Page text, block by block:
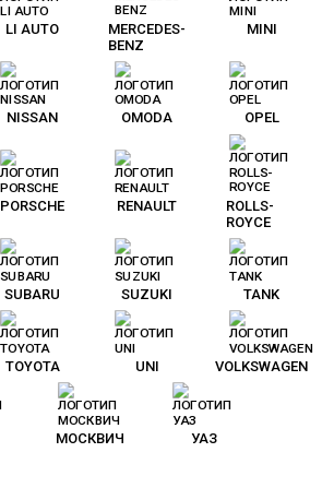
LI AUTO
MERCEDES-
BENZ
MINI
NISSAN OMODA OPEL
PORSCHE RENAULT
ROLLS-
ROYCE
SUBARU SUZUKI TANK
TOYOTA UNI VOLKSWAGEN
МОСКВИЧ УАЗ